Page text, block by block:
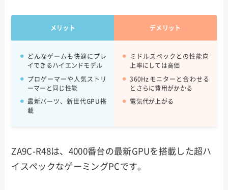
メリット デメリット
どんなゲームも快適にプレ
イできるハイエンドモデル
プロゲーマーや人気ストリ
ーマーと同じ性能
最新パーツ、新世代GPU搭
載
ミドルスペックとの性能向
上率にしては高価
360Hzモニターと合わせる
とさらに費用がかかる
電気代が上がる
ZA9C-R48は、4000番台の最新GPUを搭載した超ハ
イスペックなゲーミングPCです。